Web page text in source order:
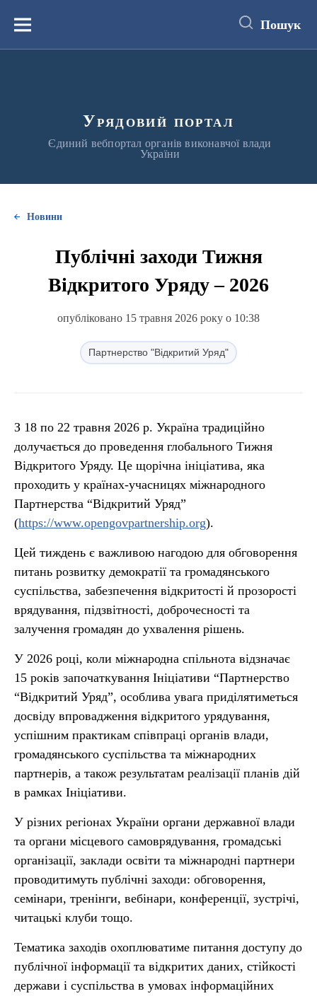
вмістуМеню Пошук
Урядовий портал
Єдиний вебпортал органів виконавчої влади
України
Новини
Публічні заходи Тижня
Відкритого Уряду – 2026
опубліковано 15 травня 2026 року о 10:38
Партнерство "Відкритий Уряд"
З 18 по 22 травня 2026 р. Україна традиційно
долучається до проведення глобального Тижня
Відкритого Уряду. Це щорічна ініціатива, яка
проходить у країнах-учасницях міжнародного
Партнерства “Відкритий Уряд”
(https://www.opengovpartnership.org).
Цей тиждень є важливою нагодою для обговорення
питань розвитку демократії та громадянського
суспільства, забезпечення відкритості й прозорості
врядування, підзвітності, доброчесності та
залучення громадян до ухвалення рішень.
У 2026 році, коли міжнародна спільнота відзначає
15 років започаткування Ініціативи “Партнерство
“Відкритий Уряд”, особлива увага приділятиметься
досвіду впровадження відкритого урядування,
успішним практикам співпраці органів влади,
громадянського суспільства та міжнародних
партнерів, а також результатам реалізації планів дій
в рамках Ініціативи.
У різних регіонах України органи державної влади
та органи місцевого самоврядування, громадські
організації, заклади освіти та міжнародні партнери
проводитимуть публічні заходи: обговорення,
семінари, тренінги, вебінари, конференції, зустрічі,
читацькі клуби тощо.
Тематика заходів охоплюватиме питання доступу до
публічної інформації та відкритих даних, стійкості
держави і суспільства в умовах інформаційних